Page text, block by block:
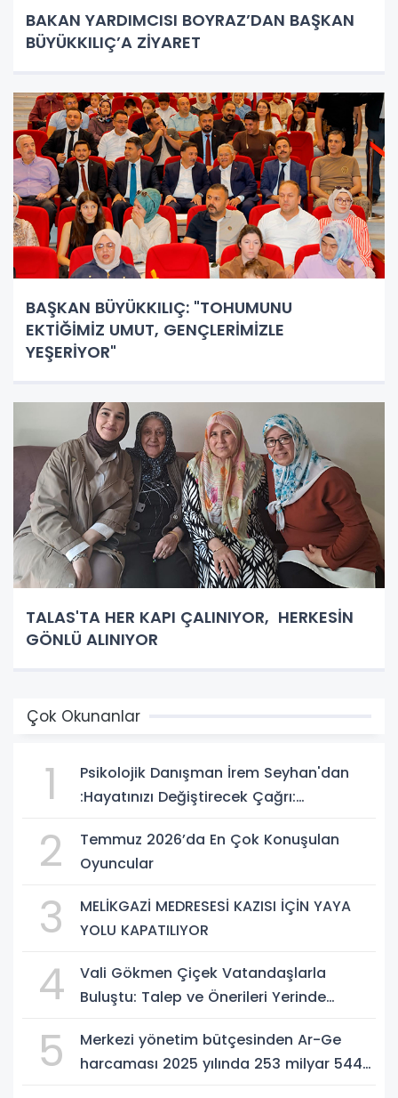
BAKAN YARDIMCISI BOYRAZ’DAN BAŞKAN
BÜYÜKKILIÇ’A ZİYARET
BAŞKAN BÜYÜKKILIÇ: "TOHUMUNU
EKTİĞİMİZ UMUT, GENÇLERİMİZLE
YEŞERİYOR"
TALAS'TA HER KAPI ÇALINIYOR, HERKESİN
GÖNLÜ ALINIYOR
Çok Okunanlar
1
Psikolojik Danışman İrem Seyhan'dan
:Hayatınızı Değiştirecek Çağrı:
Atın!
2
Temmuz 2026’da En Çok Konuşulan
Oyuncular
3
MELİKGAZİ MEDRESESİ KAZISI İÇİN YAYA
YOLU KAPATILIYOR
4
Vali Gökmen Çiçek Vatandaşlarla
Buluştu: Talep ve Önerileri Yerinde
5
Merkezi yönetim bütçesinden Ar-Ge
harcaması 2025 yılında 253 milyar 544